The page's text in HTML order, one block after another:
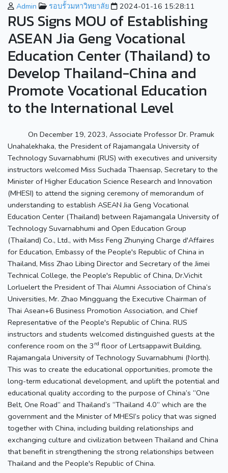
Admin รอบรั้วมหาวิทยาลัย 2024-01-16 15:28:11
RUS Signs MOU of Establishing
ASEAN Jia Geng Vocational
Education Center (Thailand) to
Develop Thailand-China and
Promote Vocational Education
to the International Level
On December 19, 2023, Associate Professor Dr. Pramuk
Unahalekhaka, the President of Rajamangala University of
Technology Suvarnabhumi (RUS) with executives and university
instructors welcomed Miss Suchada Thaensap, Secretary to the
Minister of Higher Education Science Research and Innovation
(MHESI) to attend the signing ceremony of memorandum of
understanding to establish ASEAN Jia Geng Vocational
Education Center (Thailand) between Rajamangala University of
Technology Suvarnabhumi and Open Education Group
(Thailand) Co., Ltd., with Miss Feng Zhunying Charge d'Affaires
for Education, Embassy of the People's Republic of China in
Thailand, Miss Zhao Libing Director and Secretary of the Jimei
Technical College, the People's Republic of China, Dr.Vichit
Lorluelert the President of Thai Alumni Association of China’s
Universities, Mr. Zhao Mingguang the Executive Chairman of
Thai Asean+6 Business Promotion Association, and Chief
Representative of the People's Republic of China. RUS
instructors and students welcomed distinguished guests at the
conference room on the 3 rd floor of Lertsappawit Building,
Rajamangala University of Technology Suvarnabhumi (North).
This was to create the educational opportunities, promote the
long-term educational development, and uplift the potential and
educational quality according to the purpose of China’s “One
Belt, One Road” and Thailand’s “Thailand 4.0” which are the
government and the Minister of MHESI’s policy that was signed
together with China, including building relationships and
exchanging culture and civilization between Thailand and China
that benefit in strengthening the strong relationships between
Thailand and the People's Republic of China.